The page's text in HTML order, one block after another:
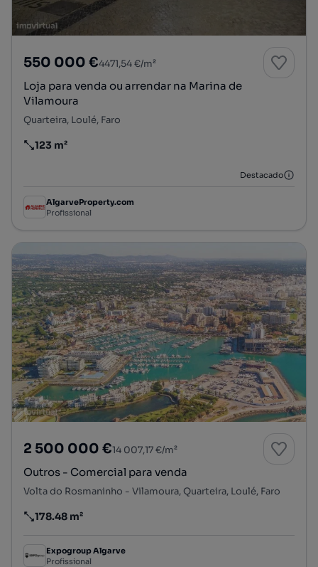
550 000 €4471,54 €/m²
Loja para venda ou arrendar na Marina de
Vilamoura
Quarteira, Loulé, Faro
Preço por metro quadrado
123 m²
Destacado
AlgarveProperty.com
Profissional
2 500 000 €14 007,17 €/m²
Outros - Comercial para venda
Volta do Rosmaninho - Vilamoura, Quarteira, Loulé, Faro
Preço por metro quadrado
178.48 m²
Expogroup Algarve
Profissional